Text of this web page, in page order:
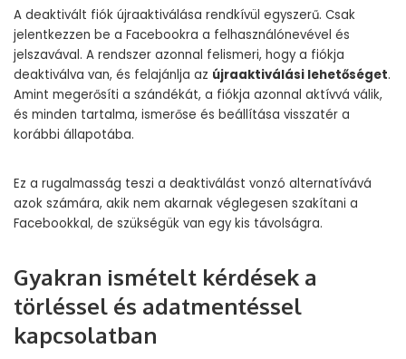
A deaktivált fiók újraaktiválása rendkívül egyszerű. Csak
jelentkezzen be a Facebookra a felhasználónevével és
jelszavával. A rendszer azonnal felismeri, hogy a fiókja
deaktiválva van, és felajánlja az újraaktiválási lehetőséget.
Amint megerősíti a szándékát, a fiókja azonnal aktívvá válik,
és minden tartalma, ismerőse és beállítása visszatér a
korábbi állapotába.
Ez a rugalmasság teszi a deaktiválást vonzó alternatívává
azok számára, akik nem akarnak véglegesen szakítani a
Facebookkal, de szükségük van egy kis távolságra.
Gyakran ismételt kérdések a
törléssel és adatmentéssel
kapcsolatban